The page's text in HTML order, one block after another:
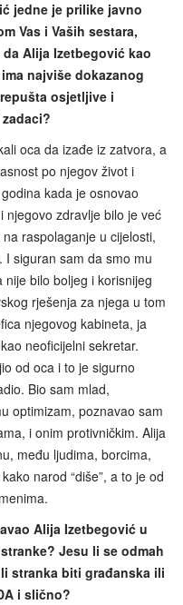
jedne je prilike javno
Vas i Vaših sestara,
Alija Izetbegović kao
najviše dokazanog
osjetljive i
oca da izađe iz zatvora, a
po njegov život i
kada je osnovao
njegovo zdravlje bilo je već
raspolaganje u cijelosti,
siguran sam da smo mu
bilo boljeg i korisnijeg
rješenja za njega u tom
njegovog kabineta, ja
neoficijelni sekretar.
od oca i to je sigurno
Bio sam mlad,
optimizam, poznavao sam
i onim protivničkim. Alija
među ljudima, borcima,
narod “diše”, a to je od
Alija Izetbegović u
Jesu li se odmah
stranka biti građanska ili
i slično?